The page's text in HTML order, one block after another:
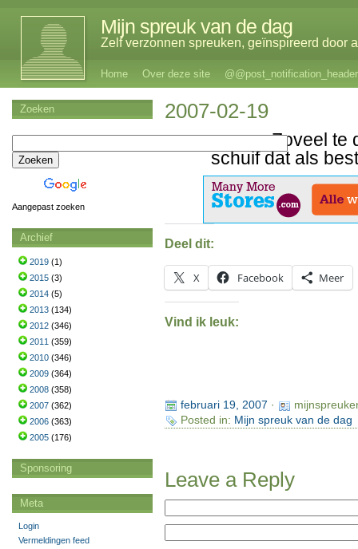
Mijn spreuk van de dag
Zelf verzonnen spreuken, geïnspireerd door
Home Over deze site @@post_notification_header
2007-02-19
Zoveel te
schuif dat als
Deel dit:
X Facebook Meer
Vind ik leuk:
februari 19, 2007 ·
Posted in: Mijn spreuk van de dag
Leave a Reply
Zoeken
Aangepast zoeken
Archief
2019 (1)
2015 (3)
2014 (5)
2013 (134)
2012 (346)
2011 (359)
2010 (346)
2009 (364)
2008 (358)
2007 (362)
2006 (363)
2005 (176)
Sponsoring
Meta
Login
Vermeldingen feed